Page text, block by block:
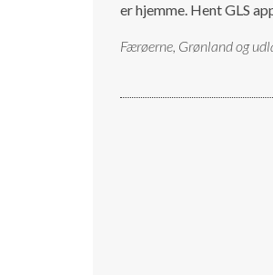
er hjemme. Hent GLS
Færøerne, Grønland og